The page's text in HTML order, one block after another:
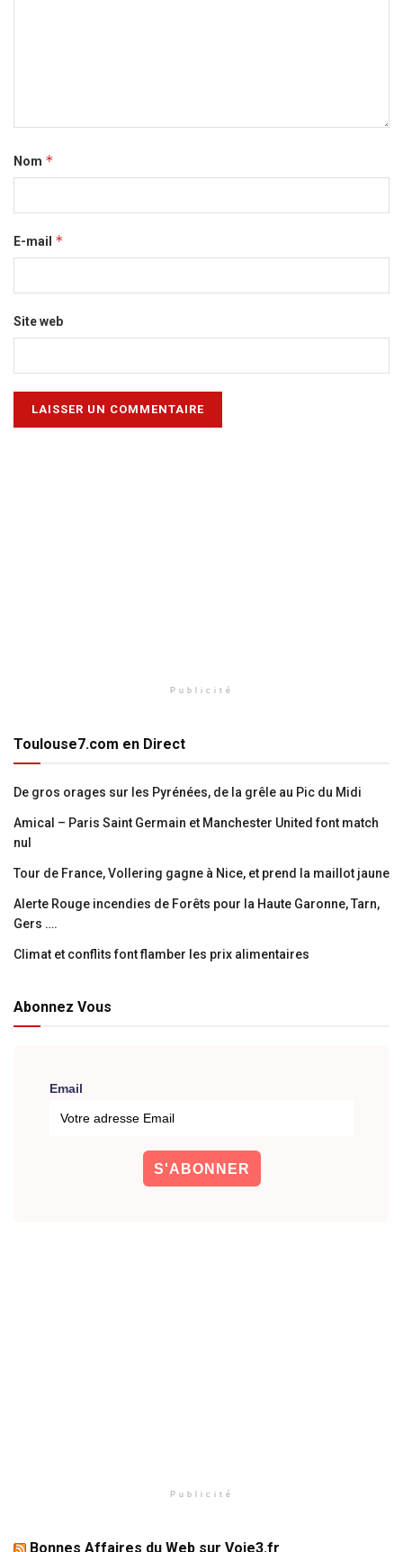
Nom *
E-mail *
Site web
Publicité
Toulouse7.com en Direct
De gros orages sur les Pyrénées, de la grêle au Pic du Midi
Amical – Paris Saint Germain et Manchester United font match
nul
Tour de France, Vollering gagne à Nice, et prend la maillot jaune
Alerte Rouge incendies de Forêts pour la Haute Garonne, Tarn,
Gers ….
Climat et conflits font flamber les prix alimentaires
Abonnez Vous
Email
Publicité
Bonnes Affaires du Web sur Voie3.fr